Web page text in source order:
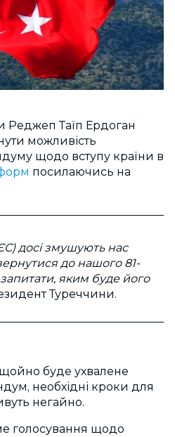
Реджеп Таїп Ердоган
можливість
щодо вступу країни в
посилаючись на
досі змушують нас
до нашого 81-
яким буде його
Туреччини.
буде ухвалене
необхідні кроки для
негайно.
голосування щодо